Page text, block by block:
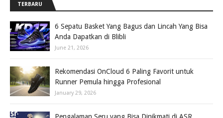
TERBARU
6 Sepatu Basket Yang Bagus dan Lincah Yang Bisa
Anda Dapatkan di Blibli
June 21, 2026
Rekomendasi OnCloud 6 Paling Favorit untuk
Runner Pemula hingga Profesional
January 29, 2026